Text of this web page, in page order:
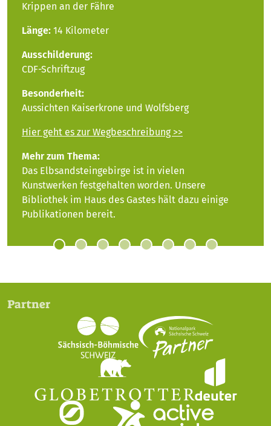
Krippen an der Fähre
Länge: 14 Kilometer
Ausschilderung:
CDF-Schriftzug
Besonderheit:
Aussichten Kaiserkrone und Wolfsberg
Hier geht es zur Wegbeschreibung >>
Mehr zum Thema:
Das Elbsandsteingebirge ist in vielen
Kunstwerken festgehalten worden. Unsere
Bibliothek im Haus des Gastes hält dazu einige
Publikationen bereit.
Partner